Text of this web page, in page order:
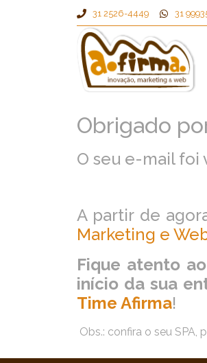
31 2526-4449 31
Obrigado
O seu e-mail foi
A partir de
Marketing e
Fique atento
início da sua
Time Afirma!
Obs.: confira o seu